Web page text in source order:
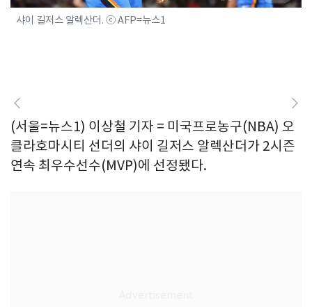
샤이 길저스 알렉산더. ⓒ AFP=뉴스1
(서울=뉴스1) 이상철 기자 = 미국프로농구(NBA) 오
클라호마시티 선더의 샤이 길저스 알렉산더가 2시즌
연속 최우수선수(MVP)에 선정됐다.